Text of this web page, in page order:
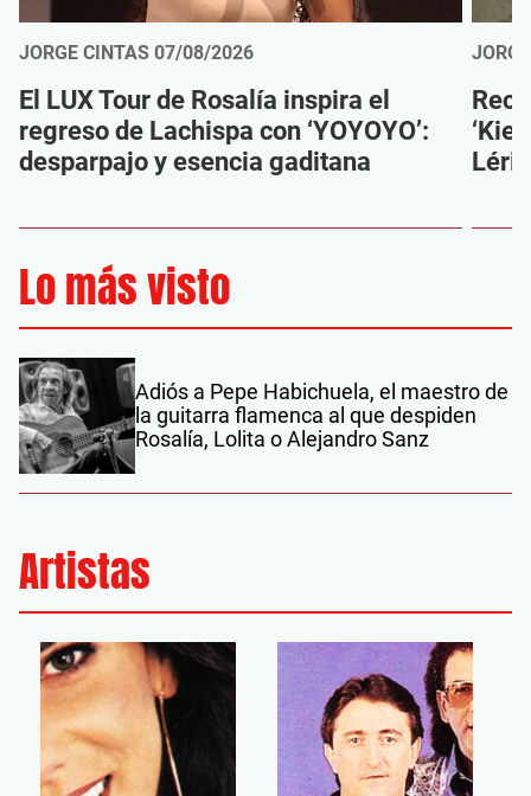
JORGE CINTAS 07/08/2026
El LUX Tour de Rosalía inspira el
regreso de Lachispa con ‘YOYOYO’:
desparpajo y esencia gaditana
Lo más visto
Adiós a Pepe Habichuela, el maestro de
la guitarra flamenca al que despiden
Rosalía, Lolita o Alejandro Sanz
Artistas